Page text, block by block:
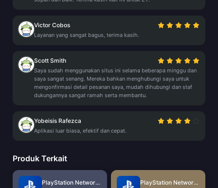
Victor Cobos
Layanan yang sangat bagus, terima kasih.
Scott Smith
Saya sudah menggunakan situs ini selama beberapa minggu dan
saya sangat senang. Mereka bahkan menghubungi saya untuk
mengonfirmasi detail pesanan saya, mudah dihubungi dan staf
dukungannya sangat ramah serta membantu.
Yobeisis Rafezca
Aplikasi luar biasa, efektif dan cepat.
Produk Terkait
PlayStation Network Card (US) PlayStation Network Card (HK)